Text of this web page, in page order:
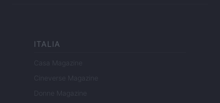
ITALIA
Casa Magazine
Cineverse Magazine
Donne Magazine